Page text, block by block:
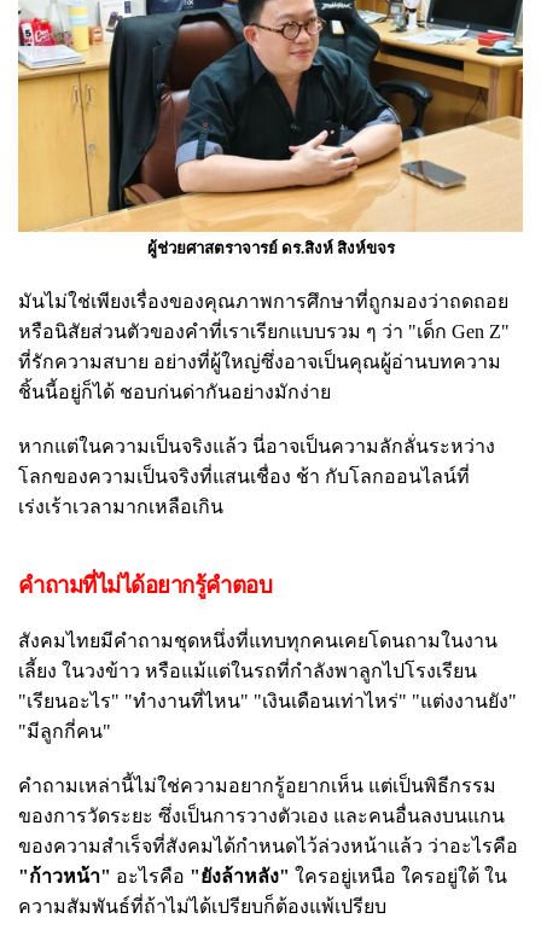
ผู้ช่วยศาสตราจารย์ ดร.สิงห์ สิงห์ขจร
มันไม่ใช่เพียงเรื่องของคุณภาพการศึกษาที่ถูกมองว่าถดถอย
หรือนิสัยส่วนตัวของคำที่เราเรียกแบบรวม ๆ ว่า "เด็ก Gen Z"
ที่รักความสบาย อย่างที่ผู้ใหญ่ซึ่งอาจเป็นคุณผู้อ่านบทความ
ชิ้นนี้อยู่ก็ได้ ชอบก่นด่ากันอย่างมักง่าย
หากแต่ในความเป็นจริงแล้ว นี่อาจเป็นความลักลั่นระหว่าง
โลกของความเป็นจริงที่แสนเชื่อง ช้า กับโลกออนไลน์ที่
เร่งเร้าเวลามากเหลือเกิน
คำถามที่ไม่ได้อยากรู้คำตอบ
สังคมไทยมีคำถามชุดหนึ่งที่แทบทุกคนเคยโดนถามในงาน
เลี้ยง ในวงข้าว หรือแม้แต่ในรถที่กำลังพาลูกไปโรงเรียน
"เรียนอะไร" "ทำงานที่ไหน" "เงินเดือนเท่าไหร่" "แต่งงานยัง"
"มีลูกกี่คน"
คำถามเหล่านี้ไม่ใช่ความอยากรู้อยากเห็น แต่เป็นพิธีกรรม
ของการวัดระยะ ซึ่งเป็นการวางตัวเอง และคนอื่นลงบนแกน
ของความสำเร็จที่สังคมได้กำหนดไว้ล่วงหน้าแล้ว ว่าอะไรคือ
"ก้าวหน้า" อะไรคือ "ยังล้าหลัง" ใครอยู่เหนือ ใครอยู่ใต้ ใน
ความสัมพันธ์ที่ถ้าไม่ได้เปรียบก็ต้องแพ้เปรียบ